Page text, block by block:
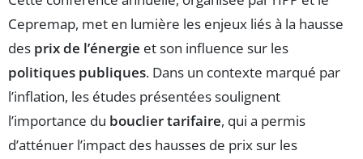
Cepremap, met en lumière les enjeux liés à la hausse
des prix de l’énergie et son influence sur les
politiques publiques. Dans un contexte marqué par
l’inflation, les études présentées soulignent
l’importance du bouclier tarifaire, qui a permis
d’atténuer l’impact des hausses de prix sur les